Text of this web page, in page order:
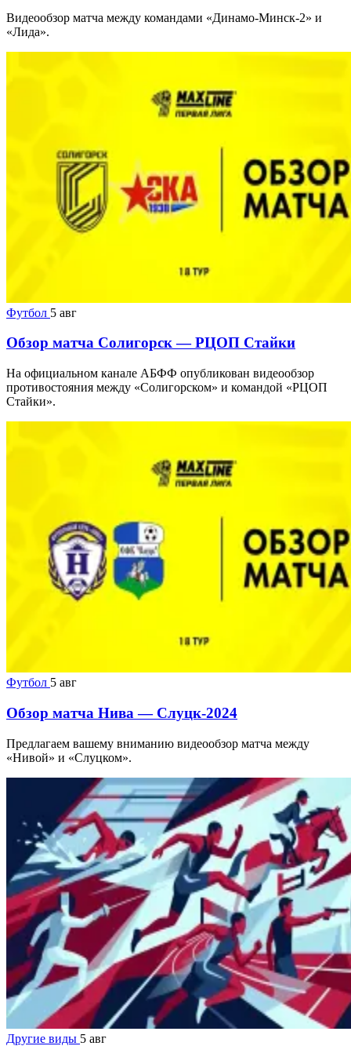
Видеообзор матча между командами «Динамо-Минск-2» и
«Лида».
Футбол 5 авг
Обзор матча Солигорск — РЦОП Стайки
На официальном канале АБФФ опубликован видеообзор
противостояния между «Солигорском» и командой «РЦОП
Стайки».
Футбол 5 авг
Обзор матча Нива — Слуцк-2024
Предлагаем вашему вниманию видеообзор матча между
«Нивой» и «Слуцком».
Другие виды 5 авг